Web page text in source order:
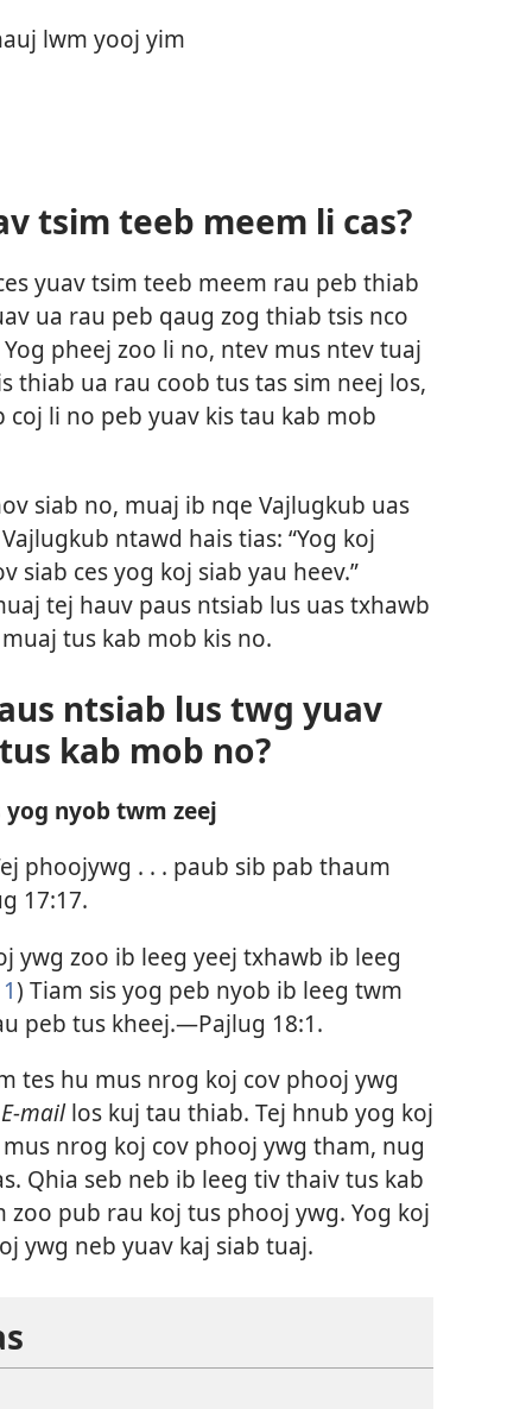
lwm yooj yim
tsim teeb meem li cas?
yuav tsim teeb meem rau peb thiab
ua rau peb qaug zog thiab tsis nco
pheej zoo li no, ntev mus ntev tuaj
thiab ua rau coob tus tas sim neej los,
coj li no peb yuav kis tau kab mob
siab no, muaj ib nqe Vajlugkub uas
ntawd hais tias: “Yog koj
siab ces yog koj siab yau heev.”
tej hauv paus ntsiab lus uas txhawb
tus kab mob kis no.
ntsiab lus twg yuav
kab mob no?
nyob twm zeej
phoojywg . . . paub sib pab thaum
17:17.
ywg zoo ib leeg yeej txhawb ib leeg
) Tiam sis yog peb nyob ib leeg twm
peb tus kheej.—Pajlug 18:1.
tes hu mus nrog koj cov phooj ywg
E-maillos kuj tau thiab. Tej hnub yog koj
nrog koj cov phooj ywg tham, nug
Qhia seb neb ib leeg tiv thaiv tus kab
zoo pub rau koj tus phooj ywg. Yog koj
ywg neb yuav kaj siab tuaj.